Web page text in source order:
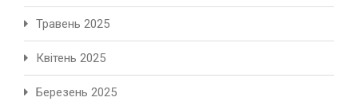
Травень 2025
Квітень 2025
Березень 2025